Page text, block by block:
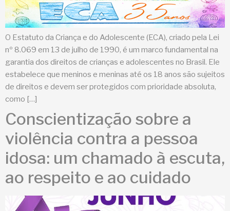
O Estatuto da Criança e do Adolescente (ECA), criado pela Lei
nº 8.069 em 13 de julho de 1990, é um marco fundamental na
garantia dos direitos de crianças e adolescentes no Brasil. Ele
estabelece que meninos e meninas até os 18 anos são sujeitos
de direitos e devem ser protegidos com prioridade absoluta,
como […]
Conscientização sobre a
violência contra a pessoa
idosa: um chamado à escuta,
ao respeito e ao cuidado